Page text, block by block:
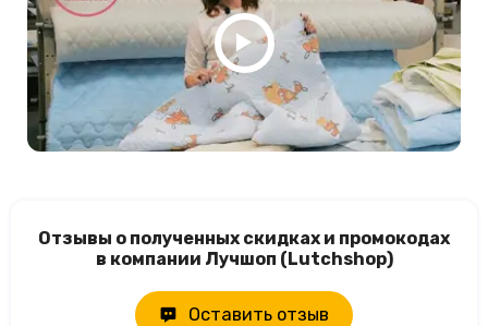
Отзывы о полученных скидках и промокодах
в компании Лучшоп (Lutchshop)
Оставить отзыв